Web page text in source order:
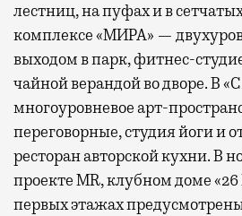
лестниц, на пуфах и в
комплексе «МИРА» —
выходом в парк, фитнес-
чайной верандой во дворе. В
многоуровневое арт-
переговорные, студия йоги и
ресторан авторской кухни. В
проекте MR, клубном доме
первых этажах